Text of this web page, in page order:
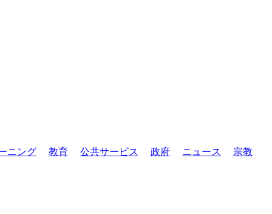
ニング 教育 公共サービス 政府 ニュース 宗教